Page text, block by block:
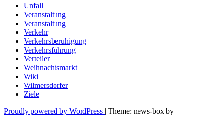
Unfall
Veranstaltung
Veranstaltung
Verkehr
Verkehrsberuhigung
Verkehrsführung
Verteiler
Weihnachtsmarkt
Wiki
Wilmersdorfer
Ziele
Proudly powered by WordPress | Theme: news-box by